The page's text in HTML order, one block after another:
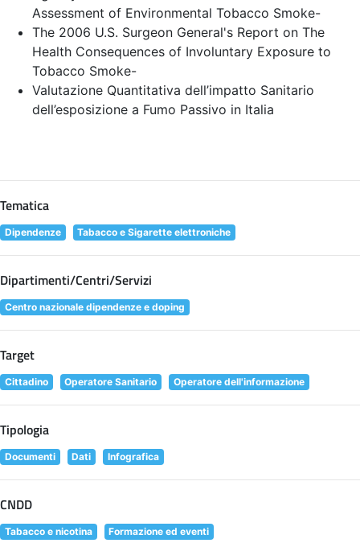
Assessment of Environmental Tobacco Smoke-
The 2006 U.S. Surgeon General's Report on The
Health Consequences of Involuntary Exposure to
Tobacco Smoke-
Valutazione Quantitativa dell’impatto Sanitario
dell’esposizione a Fumo Passivo in Italia
Tematica
Dipendenze Tabacco e Sigarette elettroniche
Dipartimenti/Centri/Servizi
Centro nazionale dipendenze e doping
Target
Cittadino Operatore Sanitario Operatore dell'informazione
Tipologia
Documenti Dati Infografica
CNDD
Tabacco e nicotina
Formazione ed eventi